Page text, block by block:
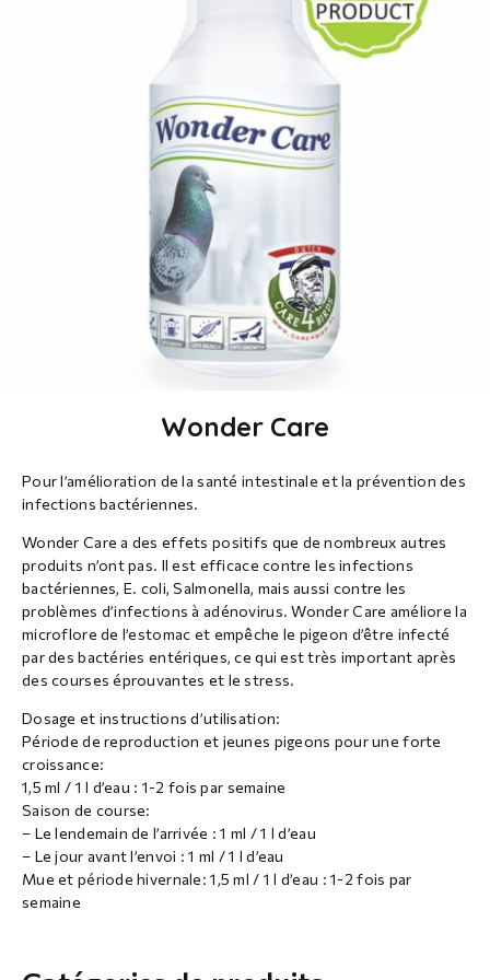
Wonder Care
Pour l’amélioration de la santé intestinale et la prévention des
infections bactériennes.
Wonder Care a des effets positifs que de nombreux autres
produits n’ont pas. Il est efficace contre les infections
bactériennes, E. coli, Salmonella, mais aussi contre les
problèmes d’infections à adénovirus. Wonder Care améliore la
microflore de l’estomac et empêche le pigeon d’être infecté
par des bactéries entériques, ce qui est très important après
des courses éprouvantes et le stress.
Dosage et instructions d’utilisation:
Période de reproduction et jeunes pigeons pour une forte
croissance:
1,5 ml / 1 l d’eau : 1-2 fois par semaine
Saison de course:
– Le lendemain de l’arrivée : 1 ml / 1 l d’eau
– Le jour avant l’envoi : 1 ml / 1 l d’eau
Mue et période hivernale: 1,5 ml / 1 l d’eau : 1-2 fois par
semaine